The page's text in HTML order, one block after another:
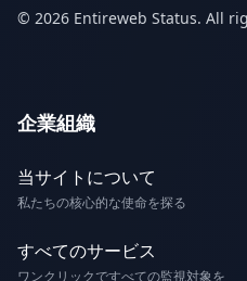
© 2026 Entireweb Status. All
企業組織
当サイトについて
私たちの核心的な使命を探る
すべてのサービス
ワンクリックですべての監視対象を